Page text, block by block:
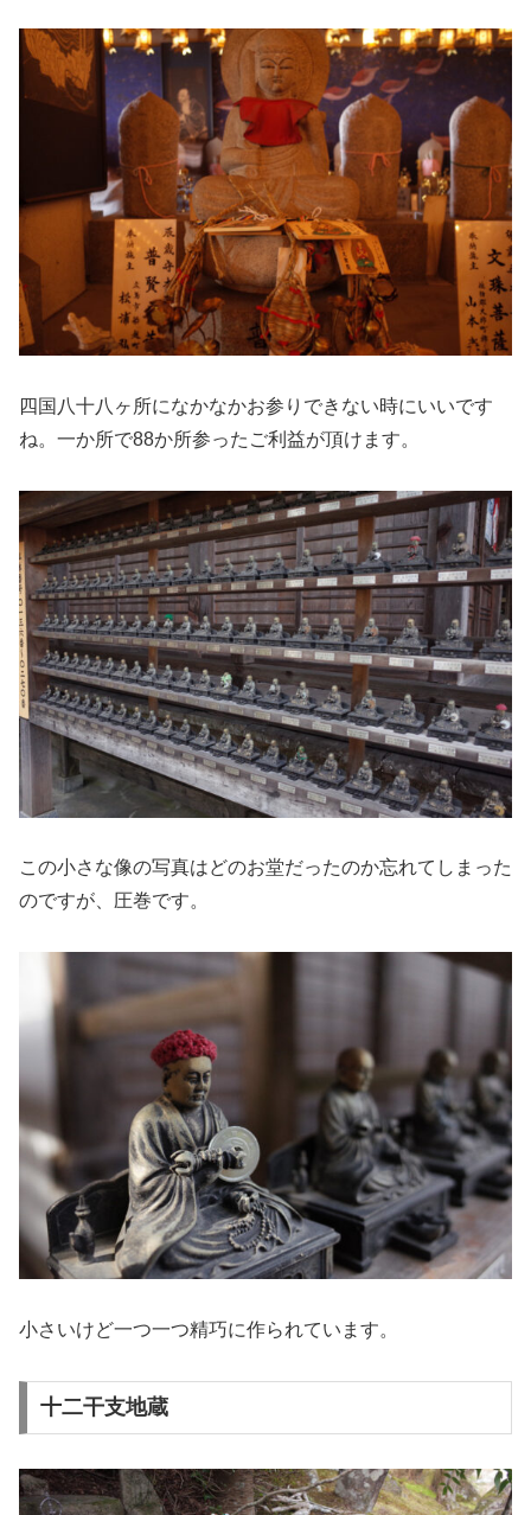
四国八十八ヶ所になかなかお参りできない時にいいです
ね。一か所で88か所参ったご利益が頂けます。
この小さな像の写真はどのお堂だったのか忘れてしまった
のですが、圧巻です。
小さいけど一つ一つ精巧に作られています。
十二干支地蔵